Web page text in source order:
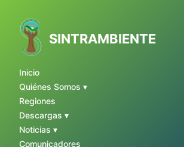
SINTRAMBIENTE
Inicio
Quiénes Somos ▾
Regiones
Descargas ▾
Noticias ▾
Comunicadores
contenido